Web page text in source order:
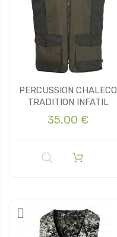
PERCUSSION CHALECO
TRADITION INFATIL
35,00 €